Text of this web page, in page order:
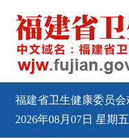
福建省卫生健康委员会
2026年08月07日 星期五